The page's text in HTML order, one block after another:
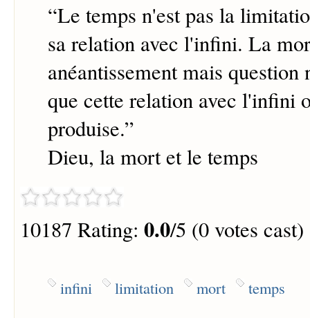
“Le temps n'est pas la
sa relation avec l'infini. La
anéantissement mais question
que cette relation avec l'infini
produise.”
Dieu, la mort et le temps
10187 Rating: 0.0/5 (0 votes cast)
infini limitation mort temps